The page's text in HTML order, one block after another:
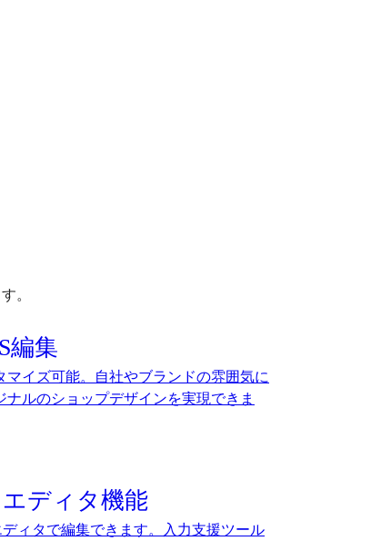
。
編集
イズ可能。自社やブランドの雰囲気に
ルのショップデザインを実現できま
ディタ機能
ィタで編集できます。入力支援ツール